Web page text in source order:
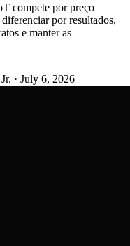
compete por preço
por resultados,
e manter as
· July 6, 2026